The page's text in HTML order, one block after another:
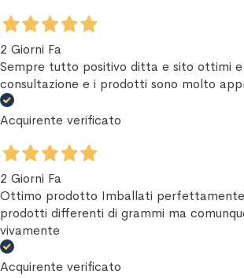
2 Giorni Fa
Sempre tutto positivo ditta e sito ottimi
consultazione e i prodotti sono molto
Acquirente verificato
2 Giorni Fa
Ottimo prodotto Imballati perfettamente
prodotti differenti di grammi ma
vivamente
Acquirente verificato